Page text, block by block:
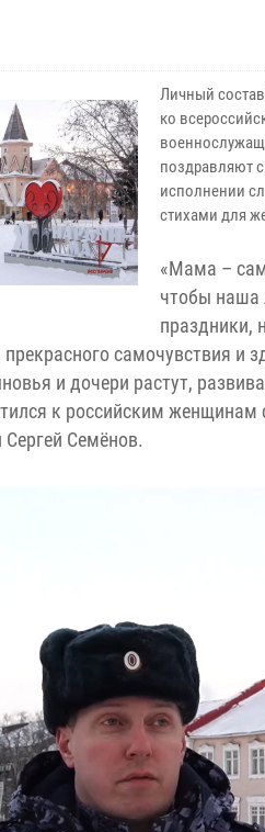
Личный
ко
поздравляют
исполнении
стихами для
«Мама –
чтобы наша
праздники,
самочувствия и
и дочери растут,
к российским
Семёнов.